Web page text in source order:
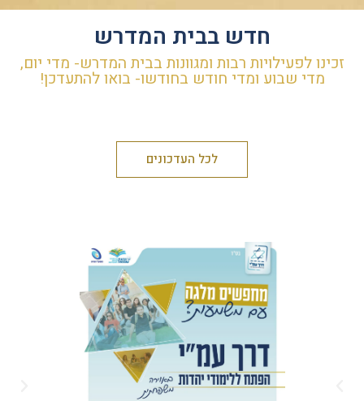
חדש בבית המדרש
זכינו לפעילויות רבות ומגוונות בבית המדרש- מדי יום,
מדי שבוע ומדי חודש בחודשו- בואו להתעדכן!
לכל העדכונים